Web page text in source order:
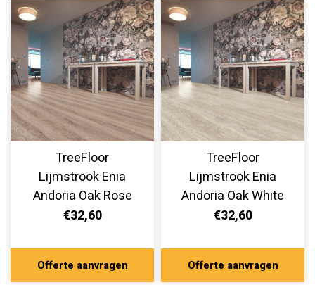
TreeFloor
Lijmstrook Enia
Andoria Oak Rose
AND32150-200
€32,60
Offerte aanvragen
TreeFloor
Lijmstrook Enia
Andoria Oak White
AND32150-180
€32,60
Offerte aanvragen